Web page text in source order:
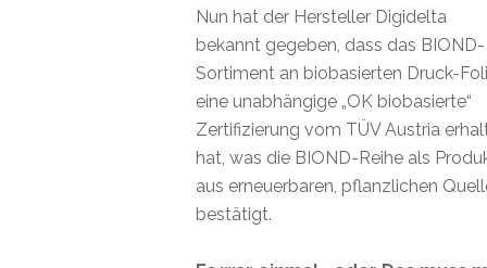
Nun hat der Hersteller Digidelta
bekannt gegeben, dass das BIOND-
Sortiment an biobasierten Druck-
eine unabhängige „OK biobasierte“
Zertifizierung vom TÜV Austria
hat, was die BIOND-Reihe als
aus erneuerbaren, pflanzlichen
bestätigt.